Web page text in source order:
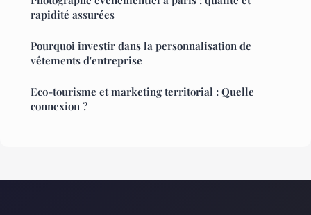
rapidité assurées
Pourquoi investir dans la personnalisation de
vêtements d'entreprise
Eco-tourisme et marketing territorial : Quelle
connexion ?